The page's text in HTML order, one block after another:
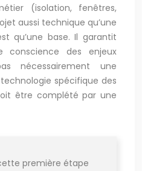
(isolation, fenêtres,
aussi technique qu’une
qu’une base. Il garantit
conscience des enjeux
nécessairement une
spécifique des
être complété par une
première étape